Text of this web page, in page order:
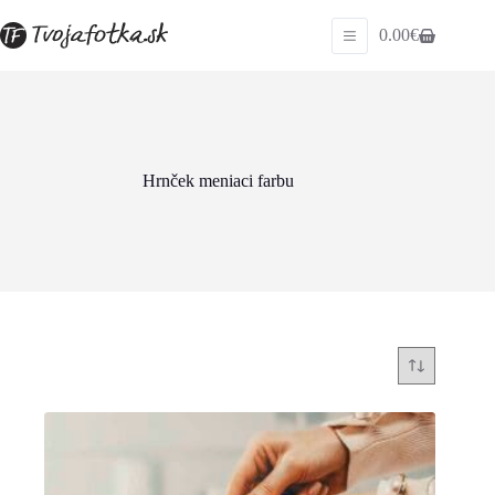
to
content
Shopping
0.00€
Hrnček meniaci farbu